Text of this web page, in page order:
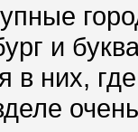
и
в них,